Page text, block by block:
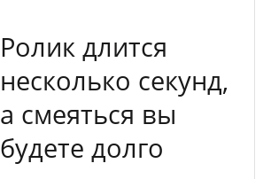
Ролик длится
несколько секунд,
а смеяться вы
будете долго